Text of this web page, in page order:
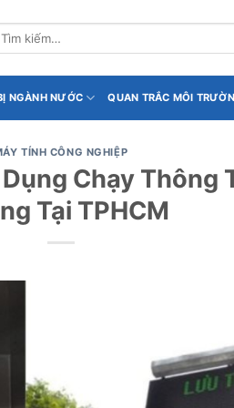
NGÀNH NƯỚC QUAN TRẮC MÔI
TÍNH CÔNG NGHIỆP
Chạy Thông
Tại TPHCM